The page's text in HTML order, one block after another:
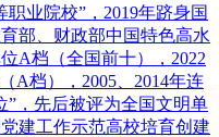
业院校”，2019年跻身国
部、财政部中国特色高水
A档（全国前十），2022
A档），2005、2014年连
”，先后被评为全国文明单
建工作示范高校培育创建